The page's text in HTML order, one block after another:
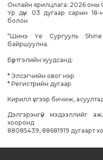
Онлайн ярилцлага: 2026 оны
Үр дүн: 03 дугаар сарын 18-
болон
“Шинэ Үе Сургууль Shine
байршуулна.
Бүртгэлийн хуудсанд:
* Элсэгчийн овог нэр
* Регистрийн дугаар
Кирилл үсгээр бичиж,
Дэлгэрэнгүй мэдээллийг
хооронд
88085439, 88681919 дугаарт